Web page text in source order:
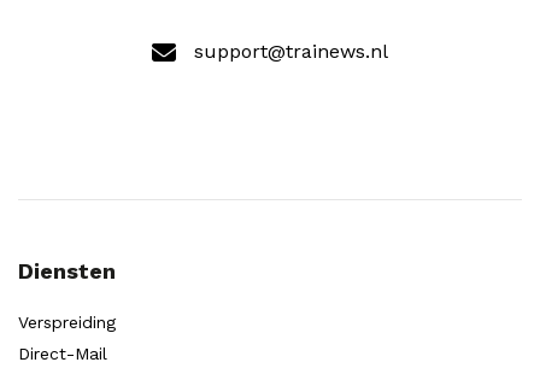
support@trainews.nl
Diensten
Verspreiding
Direct-Mail